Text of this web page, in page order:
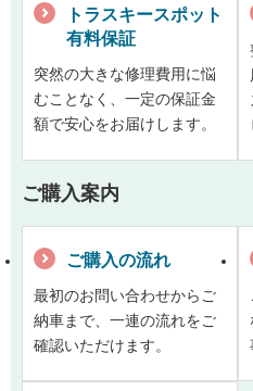
トラスキースポット
有料保証
突然の大きな修理費用に悩
むことなく、一定の保証金
額で安心をお届けします。
ご購入案内
ご購入の流れ
最初のお問い合わせからご
納車まで、一連の流れをご
確認いただけます。